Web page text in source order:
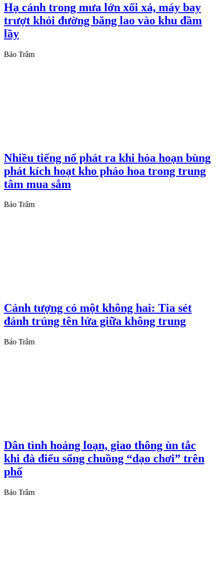
Hạ cánh trong mưa lớn xối xả, máy bay
trượt khỏi đường băng lao vào khu đầm
lầy
Bảo Trâm
Nhiều tiếng nổ phát ra khi hỏa hoạn bùng
phát kích hoạt kho pháo hoa trong trung
tâm mua sắm
Bảo Trâm
Cảnh tượng có một không hai: Tia sét
đánh trúng tên lửa giữa không trung
Bảo Trâm
Dân tình hoảng loạn, giao thông ùn tắc
khi đà điểu sổng chuồng “dạo chơi” trên
phố
Bảo Trâm